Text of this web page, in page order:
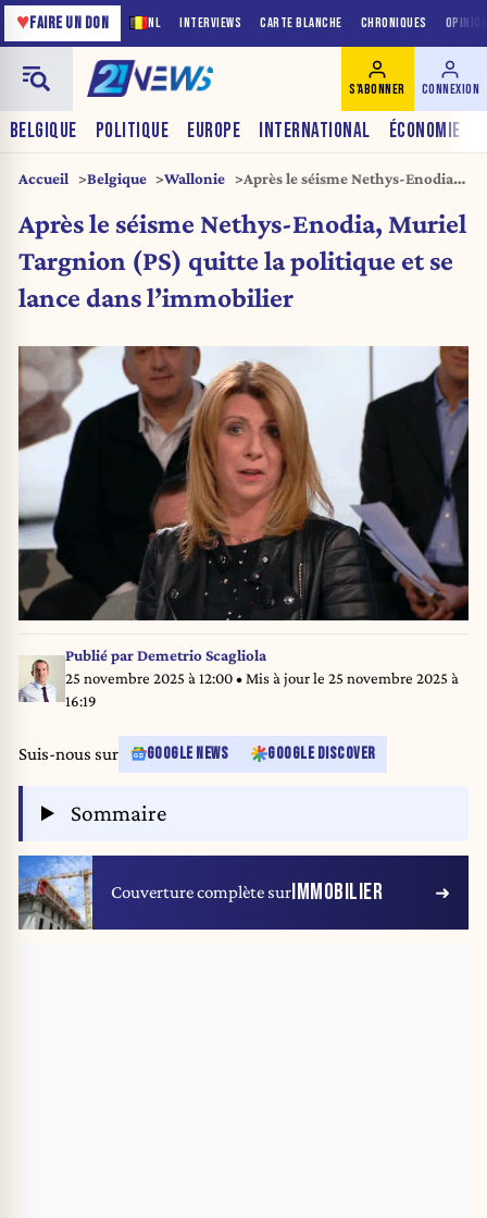
NL INTERVIEWS CARTE BLANCHE CHRONIQUES
♥FAIRE UN DON
BELGIQUE POLITIQUE EUROPE INTERNATIONAL ÉCONOMIE
S'ABONNER CONNEXION
Accueil Belgique Wallonie
Après le séisme Nethys-Enodia,
politique et se lance dans
l’immobilier
Après le séisme Nethys-Enodia, Muriel
Targnion (PS) quitte la politique et se
lance dans l’immobilier
Publié parDemetrio Scagliola
25 novembre 2025 à 12:00• Mis à jour le 25 novembre 2025 à
16:19
Suis-nous sur GOOGLE NEWS GOOGLE DISCOVER
Sommaire
Couverture complète surIMMOBILIER